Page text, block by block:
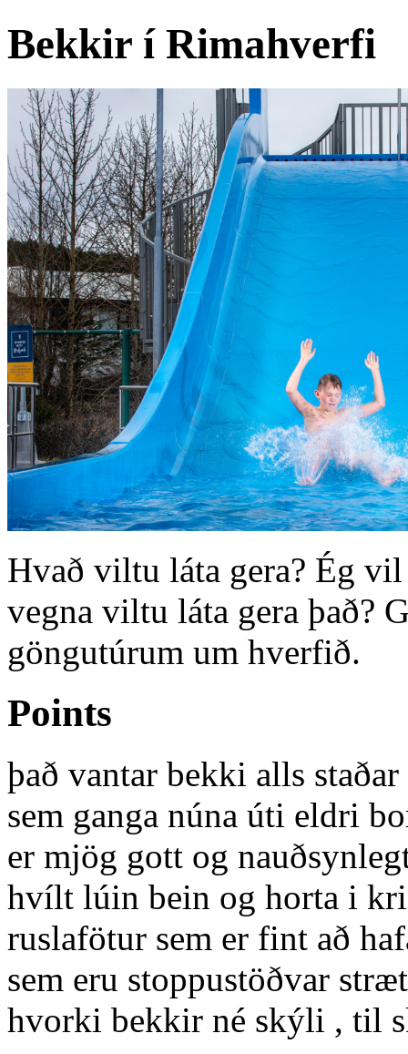
Bekkir í Rimahverfi
Hvað viltu láta gera? Ég
vegna viltu láta gera það?
göngutúrum um hverfið.
Points
það vantar bekki alls
sem ganga núna úti eldri
er mjög gott og
hvílt lúin bein og horta i
ruslafötur sem er fint að
sem eru stoppustöðvar
hvorki bekkir né skýli , til